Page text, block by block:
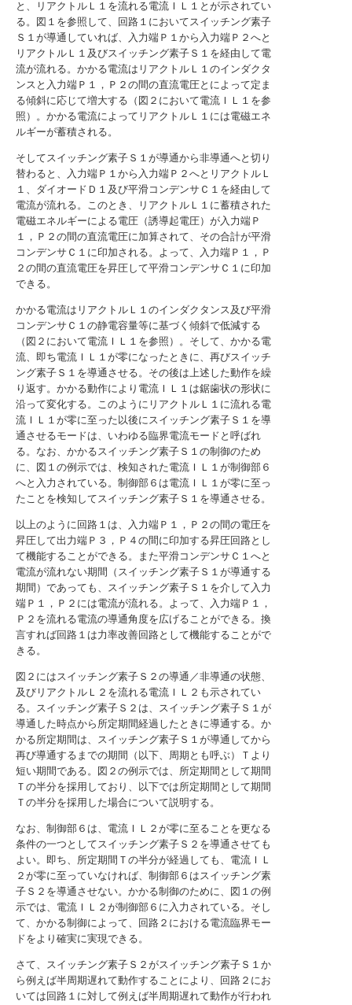
と、リアクトルＬ１を流れる電流ＩＬ１とが示されてい
る。図１を参照して、回路１においてスイッチング素子
Ｓ１が導通していれば、入力端Ｐ１から入力端Ｐ２へと
リアクトルＬ１及びスイッチング素子Ｓ１を経由して電
流が流れる。かかる電流はリアクトルＬ１のインダクタ
ンスと入力端Ｐ１，Ｐ２の間の直流電圧とによって定ま
る傾斜に応じて増大する（図２において電流ＩＬ１を参
照）。かかる電流によってリアクトルＬ１には電磁エネ
ルギーが蓄積される。
そしてスイッチング素子Ｓ１が導通から非導通へと切り
替わると、入力端Ｐ１から入力端Ｐ２へとリアクトルＬ
１、ダイオードＤ１及び平滑コンデンサＣ１を経由して
電流が流れる。このとき、リアクトルＬ１に蓄積された
電磁エネルギーによる電圧（誘導起電圧）が入力端Ｐ
１，Ｐ２の間の直流電圧に加算されて、その合計が平滑
コンデンサＣ１に印加される。よって、入力端Ｐ１，Ｐ
２の間の直流電圧を昇圧して平滑コンデンサＣ１に印加
できる。
かかる電流はリアクトルＬ１のインダクタンス及び平滑
コンデンサＣ１の静電容量等に基づく傾斜で低減する
（図２において電流ＩＬ１を参照）。そして、かかる電
流、即ち電流ＩＬ１が零になったときに、再びスイッチ
ング素子Ｓ１を導通させる。その後は上述した動作を繰
り返す。かかる動作により電流ＩＬ１は鋸歯状の形状に
沿って変化する。このようにリアクトルＬ１に流れる電
流ＩＬ１が零に至った以後にスイッチング素子Ｓ１を導
通させるモードは、いわゆる臨界電流モードと呼ばれ
る。なお、かかるスイッチング素子Ｓ１の制御のため
に、図１の例示では、検知された電流ＩＬ１が制御部６
へと入力されている。制御部６は電流ＩＬ１が零に至っ
たことを検知してスイッチング素子Ｓ１を導通させる。
以上のように回路１は、入力端Ｐ１，Ｐ２の間の電圧を
昇圧して出力端Ｐ３，Ｐ４の間に印加する昇圧回路とし
て機能することができる。また平滑コンデンサＣ１へと
電流が流れない期間（スイッチング素子Ｓ１が導通する
期間）であっても、スイッチング素子Ｓ１を介して入力
端Ｐ１，Ｐ２には電流が流れる。よって、入力端Ｐ１，
Ｐ２を流れる電流の導通角度を広げることができる。換
言すれば回路１は力率改善回路として機能することがで
きる。
図２にはスイッチング素子Ｓ２の導通／非導通の状態、
及びリアクトルＬ２を流れる電流ＩＬ２も示されてい
る。スイッチング素子Ｓ２は、スイッチング素子Ｓ１が
導通した時点から所定期間経過したときに導通する。か
かる所定期間は、スイッチング素子Ｓ１が導通してから
再び導通するまでの期間（以下、周期とも呼ぶ）Ｔより
短い期間である。図２の例示では、所定期間として期間
Ｔの半分を採用しており、以下では所定期間として期間
Ｔの半分を採用した場合について説明する。
なお、制御部６は、電流ＩＬ２が零に至ることを更なる
条件の一つとしてスイッチング素子Ｓ２を導通させても
よい。即ち、所定期間Ｔの半分が経過しても、電流ＩＬ
２が零に至っていなければ、制御部６はスイッチング素
子Ｓ２を導通させない。かかる制御のために、図１の例
示では、電流ＩＬ２が制御部６に入力されている。そし
て、かかる制御によって、回路２における電流臨界モー
ドをより確実に実現できる。
さて、スイッチング素子Ｓ２がスイッチング素子Ｓ１か
ら例えば半周期遅れて動作することにより、回路２にお
いては回路１に対して例えば半周期遅れて動作が行われ